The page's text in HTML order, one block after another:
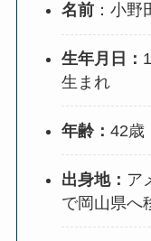
名前 ：小野
生年月日：
生まれ
​年齢：42歳
出身地： ア
で岡山県へ